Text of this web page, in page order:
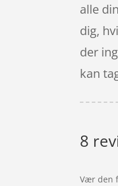
alle
dig,
der
kan
8
Vær den